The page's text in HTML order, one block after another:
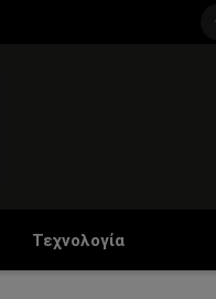
Τεχνολογία